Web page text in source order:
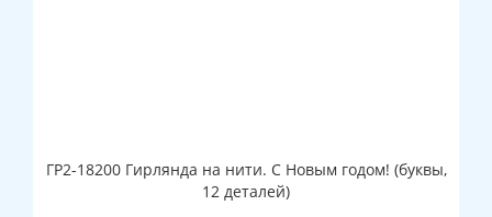
ГР2-18200 Гирлянда на нити. С Новым годом! (буквы,
12 деталей)